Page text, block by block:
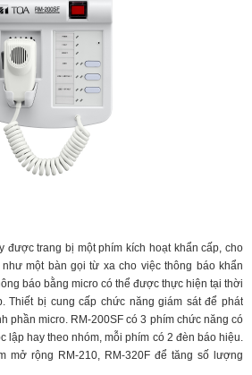
được trang bị một phím kích hoạt khẩn cấp, cho
một bàn gọi từ xa cho việc thông báo khẩn
báo bằng micro có thể được thực hiện tại thời
Thiết bị cung cấp chức năng giám sát để phát
phần micro. RM-200SF có 3 phím chức năng có
lập hay theo nhóm, mỗi phím có 2 đèn báo hiệu.
mở rộng RM-210, RM-320F để tăng số lượng